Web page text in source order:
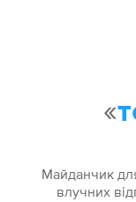
«
Майданчик
влучних